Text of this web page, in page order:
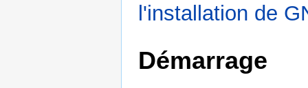
l'installation de
Démarrage